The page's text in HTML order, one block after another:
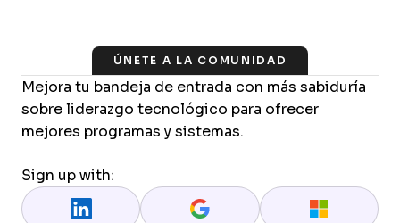
ÚNETE A LA COMUNIDAD
Mejora tu bandeja de entrada con más sabiduría
sobre liderazgo tecnológico para ofrecer
mejores programas y sistemas.
Sign up with: